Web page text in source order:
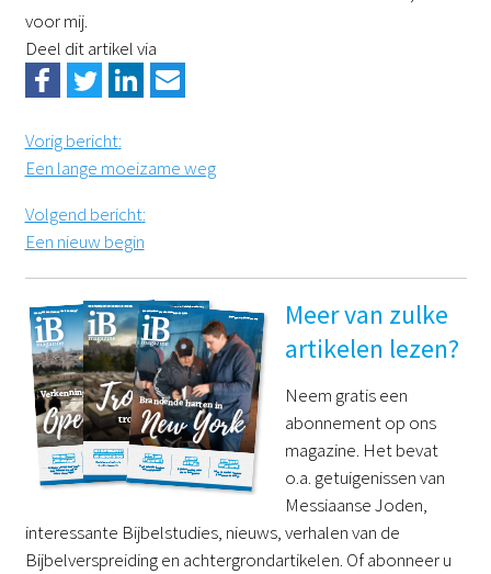
voor mij.
Deel dit artikel via
Vorig bericht:
Een lange moeizame weg
Volgend bericht:
Een nieuw begin
Meer van zulke
artikelen lezen?
Neem gratis een
abonnement op ons
magazine. Het bevat
o.a. getuigenissen van
Messiaanse Joden,
interessante Bijbelstudies, nieuws, verhalen van de
Bijbelverspreiding en achtergrondartikelen. Of abonneer u